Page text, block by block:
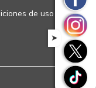
de uso
➤